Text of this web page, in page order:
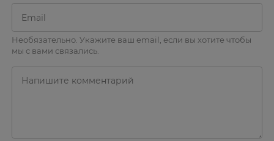
Необязательно. Укажите ваш email, если вы хотите чтобы
мы с вами связались.